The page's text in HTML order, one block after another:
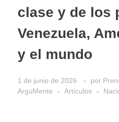
clase y de los
Venezuela,
y el mundo
1 de junio de 2026 por
ArguMente
Artículos